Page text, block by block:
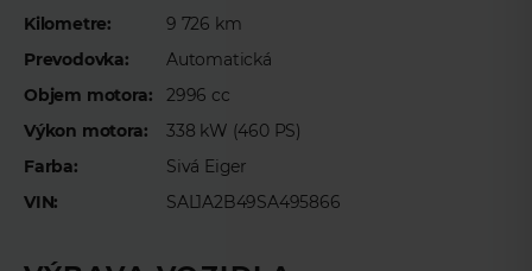
Telefón*
Preferovaný čas telefonického kontaktu
Kilometre:
9 726 km
Prevodovka:
Automatická
Objem motora:
2996 cc
Výkon motora:
338 kW (460 PS)
Farba:
Sivá Eiger
VIN:
SAL1A2B49SA495866